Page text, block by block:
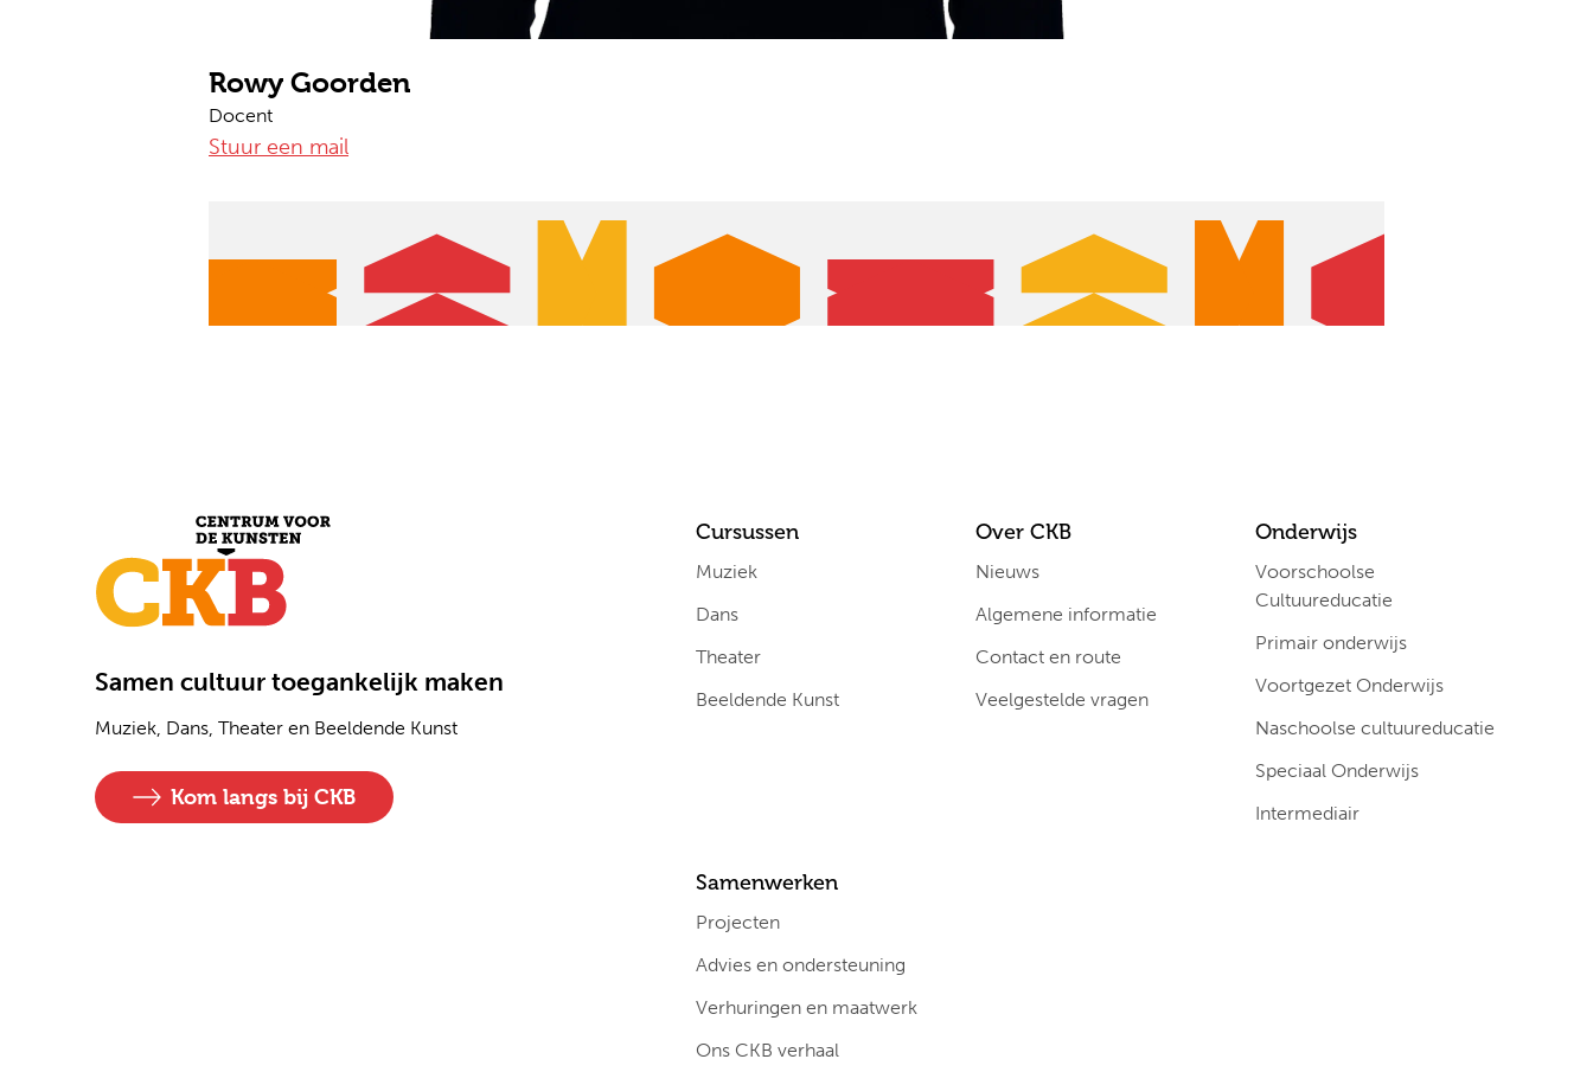
Rowy Goorden
Docent
Stuur een mail
Samen cultuur toegankelijk maken
Muziek, Dans, Theater en Beeldende Kunst
Kom langs bij CKB
Cursussen
Muziek
Dans
Theater
Beeldende Kunst
Over CKB
Nieuws
Algemene informatie
Contact en route
Veelgestelde vragen
Onderwijs
Voorschoolse
Cultuureducatie
Primair onderwijs
Voortgezet Onderwijs
Naschoolse cultuureducatie
Speciaal Onderwijs
Intermediair
Samenwerken
Projecten
Advies en ondersteuning
Verhuringen en maatwerk
Ons CKB verhaal